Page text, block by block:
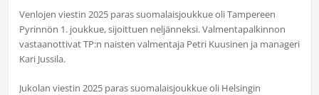
Venlojen viestin 2025 paras suomalaisjoukkue oli Tampereen
Pyrinnön 1. joukkue, sijoittuen neljänneksi. Valmentapalkinnon
vastaanottivat TP:n naisten valmentaja Petri Kuusinen ja manageri
Kari Jussila.
Jukolan viestin 2025 paras suomalaisjoukkue oli Helsingin